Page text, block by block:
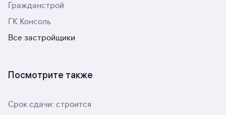
Гражданстрой
ГК Консоль
Все застройщики
Посмотрите также
Срок сдачи: строится